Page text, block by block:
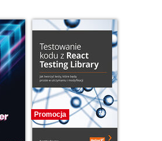
Promocja